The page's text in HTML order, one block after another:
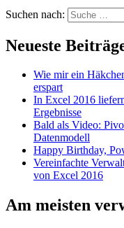
Suchen nach:
Neueste
Wie mir ein
erspart
In Excel 2016
Ergebnisse
Bald als Video:
Datenmodell
Happy Birthday,
Vereinfachte
von Excel 2016
Am meisten